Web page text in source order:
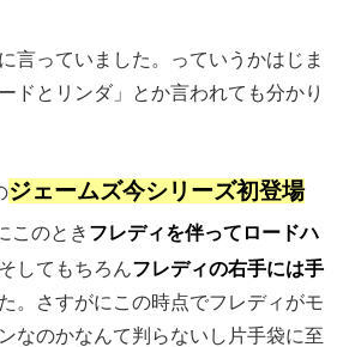
言っていました。っていうかはじま
ドとリンダ」とか言われても分かり
ジェームズ今シリーズ初登場
このとき フレディを伴ってロードハ
してもちろんフレディの右手には手
。さすがにこの時点でフレディがモ
なのかなんて判らないし片手袋に至